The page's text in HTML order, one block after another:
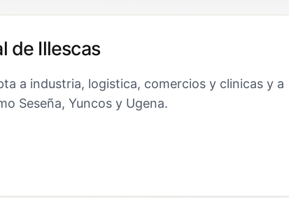
de Illescas
a industria, logistica, comercios y clinicas y a
Seseña, Yuncos y Ugena.